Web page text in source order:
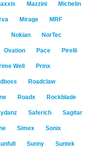
Mazzini Michelin
Mirage MRF
Nokian NorTec
Ovation Pace Pirelli
Well Prinx
Roadclaw
Roadx Rockblade
Saferich Sagitar
Simex Sonix
Sunny Suntek